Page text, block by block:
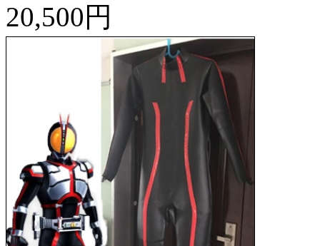
20,500円